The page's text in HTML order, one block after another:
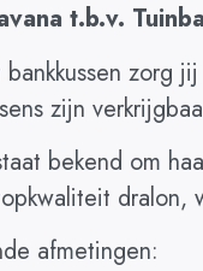
t.b.v.
zorg
zijn
bekend om
afmetingen: